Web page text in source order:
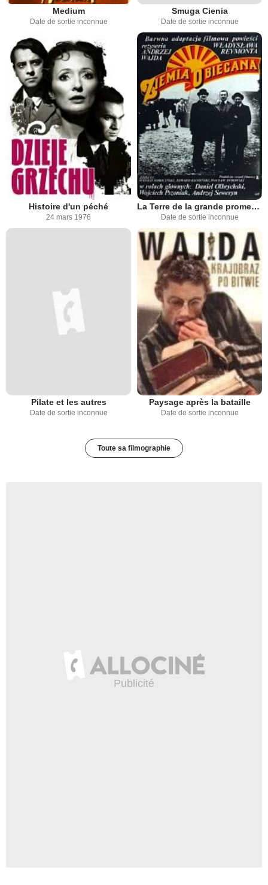
Medium
Date de sortie inconnue
Smuga Cienia
Date de sortie inconnue
Histoire d'un péché
24 mars 1976
La Terre de la grande promesse
Date de sortie inconnue
Pilate et les autres
Date de sortie inconnue
Paysage après la bataille
Date de sortie inconnue
Toute sa filmographie